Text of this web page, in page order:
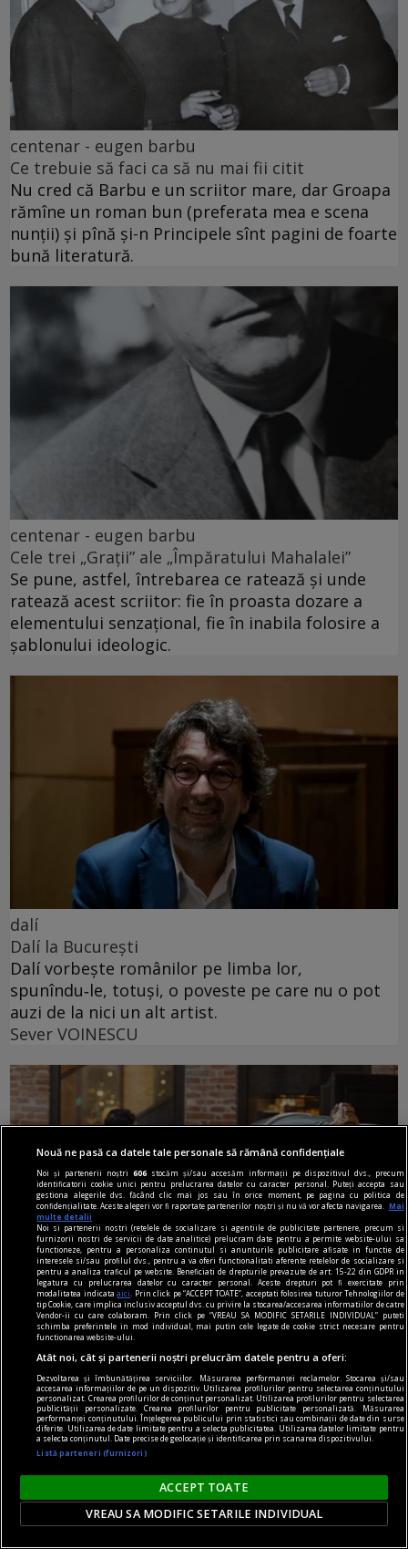
centenar - eugen barbu
Ce trebuie să faci ca să nu mai fii citit
Nu cred că Barbu e un scriitor mare, dar Groapa
rămîne un roman bun (preferata mea e scena
nunții) și pînă și-n Principele sînt pagini de foarte
bună literatură.
centenar - eugen barbu
Cele trei „Grații” ale „Împăratului Mahalalei”
Se pune, astfel, întrebarea ce ratează și unde
ratează acest scriitor: fie în proasta dozare a
elementului senzațional, fie în inabila folosire a
șablonului ideologic.
dalí
Dalí la București
Dalí vorbește românilor pe limba lor,
spunîndu‑le, totuși, o poveste pe care nu o pot
auzi de la nici un alt artist.
Sever VOINESCU
dalí
„Bucureștiul reflectă perfect genul de om care a
fost Dalí“ interviu cu Jasmine MERLI, curatorul
expoziției „Universului lui Salvador Dalí“ deschisă
la ARCUB
Însă, mai presus de orice, noi sperăm că vizita o
să le facă pur și simplu plăcere.
Nouă ne pasă ca datele tale personale să rămână confidențiale
Noi și partenerii noștri606 stocăm și/sau accesăm informații pe dispozitivul dvs., precum
identificatorii cookie unici pentru prelucrarea datelor cu caracter personal. Puteți accepta sau
gestiona alegerile dvs. făcând clic mai jos sau în orice moment, pe pagina cu politica de
confidențialitate. Aceste alegeri vor fi raportate partenerilor noștri și nu vă vor afecta navigarea.
Mai
multe detalii
Noi si partenerii nostri (retelele de socializare si agentiile de publicitate partenere, precum si
furnizorii nostri de servicii de date analitice) prelucram date pentru a permite website-ului sa
functioneze, pentru a personaliza continutul si anunturile publicitare afisate in functie de
interesele si/sau profilul dvs., pentru a va oferi functionalitati aferente retelelor de socializare si
pentru a analiza traficul pe website. Beneficiati de drepturile prevazute de art. 15-22 din GDPR in
legatura cu prelucrarea datelor cu caracter personal. Aceste drepturi pot fi exercitate prin
modalitatea indicataaici
. Prin click pe “ACCEPT TOATE”, acceptati folosirea tuturor Tehnologiilor de
tip Cookie, care implica inclusiv acceptul dvs. cu privire la stocarea/accesarea informatiilor de catre
Vendor-ii cu care colaboram. Prin click pe “VREAU SA MODIFIC SETARILE INDIVIDUAL” puteti
schimba preferintele in mod individual, mai putin cele legate de cookie strict necesare pentru
functionarea website-ului.
Atât noi, cât și partenerii noștri prelucrăm datele pentru a oferi:
Dezvoltarea și îmbunătățirea serviciilor. Măsurarea performanței reclamelor. Stocarea și/sau
accesarea informațiilor de pe un dispozitiv. Utilizarea profilurilor pentru selectarea conținutului
personalizat. Crearea profilurilor de conținut personalizat. Utilizarea profilurilor pentru selectarea
publicității personalizate. Crearea profilurilor pentru publicitate personalizată. Măsurarea
performanței conținutului. Înțelegerea publicului prin statistici sau combinații de date din surse
diferite. Utilizarea de date limitate pentru a selecta publicitatea. Utilizarea datelor limitate pentru
a selecta conținutul. Date precise de geolocație și identificarea prin scanarea dispozitivului.
Listă parteneri (furnizori)
ACCEPT TOATE
VREAU SA MODIFIC SETARILE INDIVIDUAL